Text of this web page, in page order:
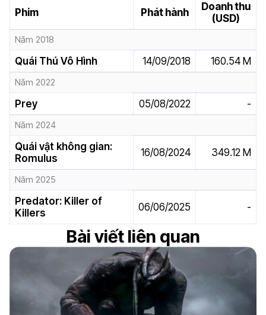
Phim Phát hành
Doanh thu
(USD)
Năm 2018
Quái Thú Vô Hình 14/09/2018 160.54 M
Năm 2022
Prey 05/08/2022 -
Năm 2024
Quái vật không gian:
Romulus
16/08/2024 349.12 M
Năm 2025
Predator: Killer of
Killers
06/06/2025 -
Bài viết liên quan